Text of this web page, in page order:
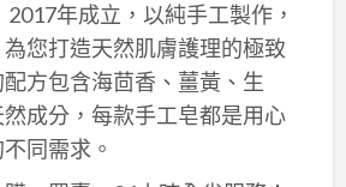
2017年成立，以純手工製作，
您打造天然肌膚護理的極致
方包含海茴香、薑黃、生
成分，每款手工皂都是用心
同需求。